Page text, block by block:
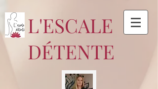
​L'ESCALE
DÉTENTE